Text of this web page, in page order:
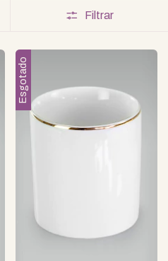
Filtrar
Esgotado